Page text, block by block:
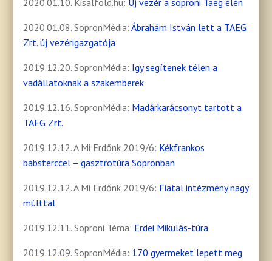
2020.01.10. Kisalföld.hu: Új vezér a soproni Taeg élén
2020.01.08. SopronMédia:Ábrahám István lett a TAEG
Zrt. új vezérigazgatója
2019.12.20. SopronMédia: Igy segítenek télen a
vadállatoknak a szakemberek
2019.12.16. SopronMédia: Madárkarácsonyt tartott a
TAEG Zrt.
2019.12.12. A Mi Erdőnk 2019/6: Kékfrankos
babsterccel – gasztrotúra Sopronban
2019.12.12. A Mi Erdőnk 2019/6: Fiatal intézmény nagy
múlttal
2019.12.11. Soproni Téma: Erdei Mikulás-túra
2019.12.09. SopronMédia: 170 gyermeket lepett meg